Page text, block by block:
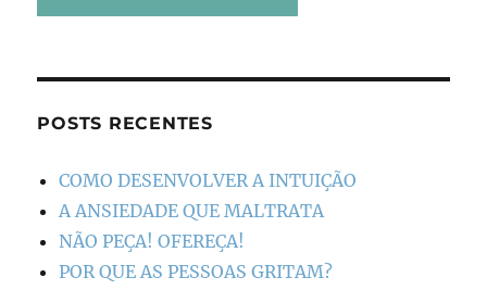
POSTS RECENTES
COMO DESENVOLVER A INTUIÇÃO
A ANSIEDADE QUE MALTRATA
NÃO PEÇA! OFEREÇA!
POR QUE AS PESSOAS GRITAM?